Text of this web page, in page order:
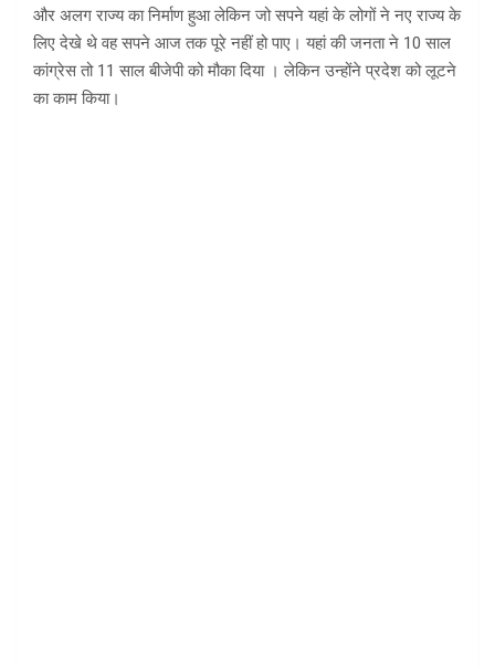
और अलग राज्य का निर्माण हुआ लेकिन जो सपने यहां के लोगों ने नए राज्य के
लिए देखे थे वह सपने आज तक पूरे नहीं हो पाए। यहां की जनता ने 10 साल
कांग्रेस तो 11 साल बीजेपी को मौका दिया । लेकिन उन्होंने प्रदेश को लूटने
का काम किया।